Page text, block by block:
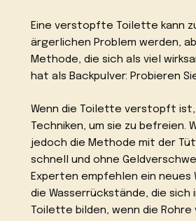
Eine verstopfte Toilette kann
ärgerlichen Problem werden,
Methode, die sich als viel
hat als Backpulver: Probieren
Wenn die Toilette verstopft
Techniken, um sie zu befreien.
jedoch die Methode mit der
schnell und ohne
Experten empfehlen ein neues
die Wasserrückstände, die sich
Toilette bilden, wenn die Rohre